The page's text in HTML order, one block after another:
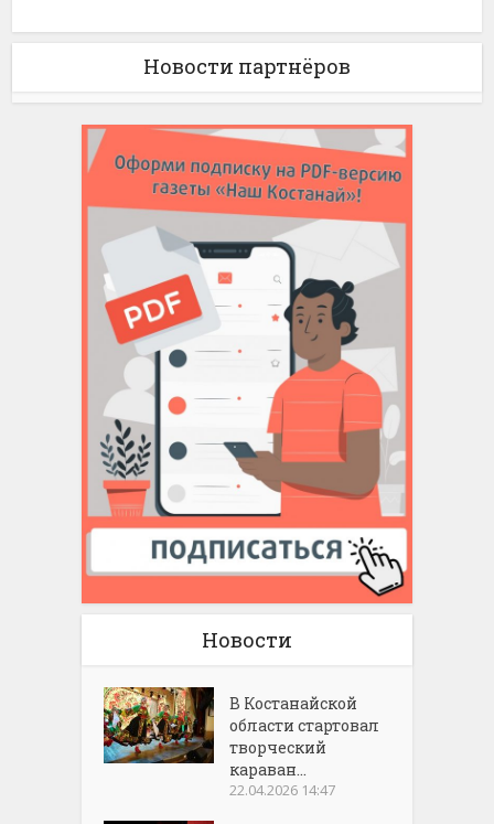
Новости партнёров
Новости
В Костанайской
области стартовал
творческий
караван...
22.04.2026 14:47